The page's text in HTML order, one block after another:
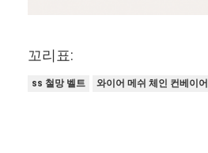
꼬리표:
ss 철망 벨트 와이어 메쉬 체인 컨베이어